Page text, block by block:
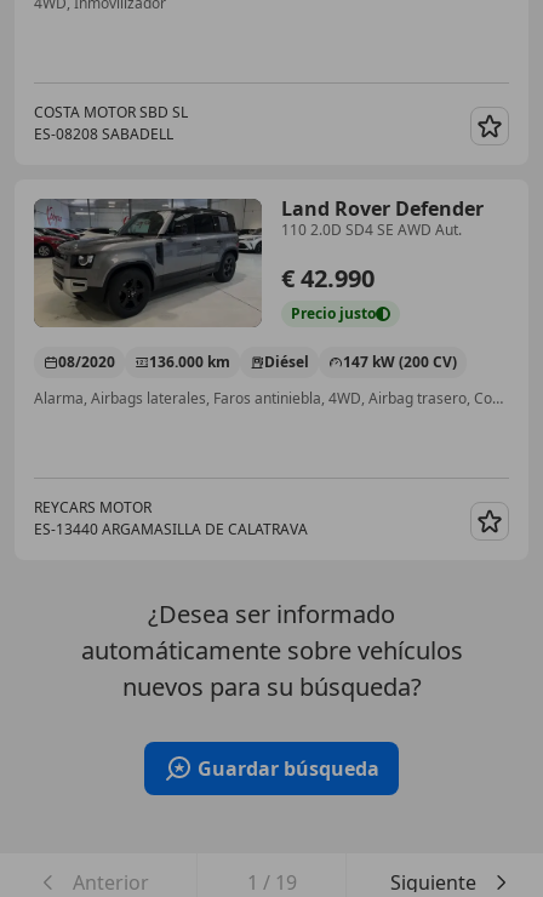
COSTA MOTOR SBD SL
ES-08208 SABADELL
Land Rover Defender
110 2.0D SD4 SE AWD Aut.
€ 42.990
Precio justo
08/2020 136.000 km Diésel
147 kW (200 CV)
Alarma, Airbags laterales, Faros antiniebla, 4WD, Airbag trasero, Control de tracción, ESP, ABS
REYCARS MOTOR
ES-13440 ARGAMASILLA DE CALATRAVA
¿Desea ser informado
automáticamente sobre vehículos
nuevos para su búsqueda?
Guardar búsqueda
Anterior 1 / 19 Siguiente